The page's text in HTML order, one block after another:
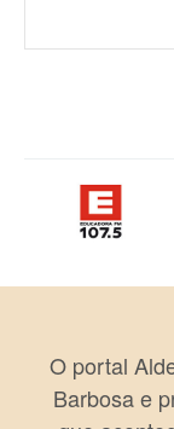
O portal
Barbosa e